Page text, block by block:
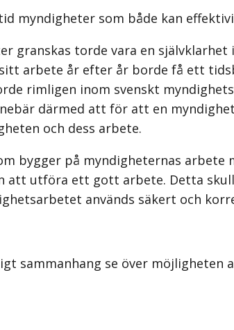
myndigheter som både kan
granskas torde vara en
arbete år efter år borde få ett
rimligen inom svenskt
därmed att för att en
och dess arbete.
bygger på myndigheternas
att utföra ett gott arbete. Detta
används säkert och
sammanhang se över